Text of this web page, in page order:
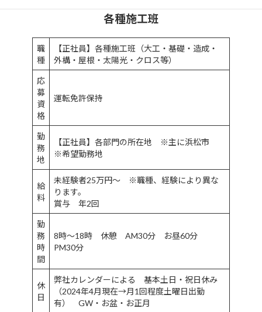
各種施工班
職
種
【正社員】各種施工班（大工・基礎・造成・
外構・屋根・太陽光・クロス等）
応
募
資
格
運転免許保持
勤
務
地
【正社員】各部門の所在地 ※主に浜松市
※希望勤務地
給
料
未経験者25万円～ ※職種、経験により異な
ります。
賞与 年2回
勤
務
時
間
8時～18時 休憩 AM30分 お昼60分
PM30分
休
日
弊社カレンダーによる 基本土日・祝日休み
（2024年4月現在→月1回程度土曜日出勤
有） GW・お盆・お正月